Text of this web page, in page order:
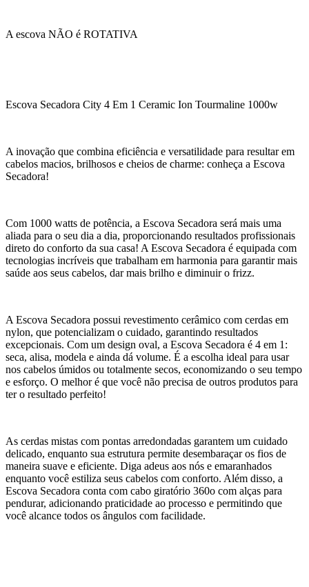
A escova NÃO é ROTATIVA
Escova Secadora City 4 Em 1 Ceramic Ion Tourmaline 1000w
A inovação que combina eficiência e versatilidade para resultar em
cabelos macios, brilhosos e cheios de charme: conheça a Escova
Secadora!
Com 1000 watts de potência, a Escova Secadora será mais uma
aliada para o seu dia a dia, proporcionando resultados profissionais
direto do conforto da sua casa! A Escova Secadora é equipada com
tecnologias incríveis que trabalham em harmonia para garantir mais
saúde aos seus cabelos, dar mais brilho e diminuir o frizz.
A Escova Secadora possui revestimento cerâmico com cerdas em
nylon, que potencializam o cuidado, garantindo resultados
excepcionais. Com um design oval, a Escova Secadora é 4 em 1:
seca, alisa, modela e ainda dá volume. É a escolha ideal para usar
nos cabelos úmidos ou totalmente secos, economizando o seu tempo
e esforço. O melhor é que você não precisa de outros produtos para
ter o resultado perfeito!
As cerdas mistas com pontas arredondadas garantem um cuidado
delicado, enquanto sua estrutura permite desembaraçar os fios de
maneira suave e eficiente. Diga adeus aos nós e emaranhados
enquanto você estiliza seus cabelos com conforto. Além disso, a
Escova Secadora conta com cabo giratório 360o com alças para
pendurar, adicionando praticidade ao processo e permitindo que
você alcance todos os ângulos com facilidade.